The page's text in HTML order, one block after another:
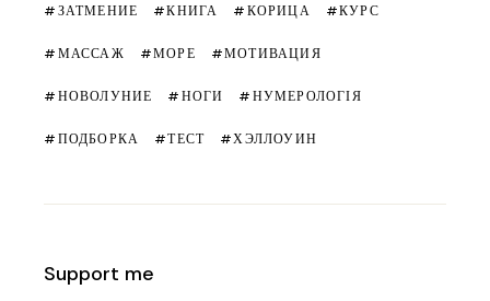
ЗАТМЕНИЕ КНИГА КОРИЦА КУРС
МАССАЖ МОРЕ МОТИВАЦИЯ
НОВОЛУНИЕ НОГИ НУМЕРОЛОГІЯ
ПОДБОРКА ТЕСТ ХЭЛЛОУИН
Support me